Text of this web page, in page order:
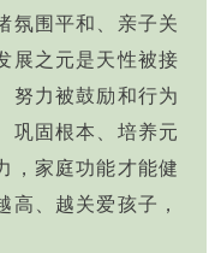
氛围平和、亲子关
展之元是天性被接
努力被鼓励和行为
巩固根本、培养元
，家庭功能才能健
高、越关爱孩子，